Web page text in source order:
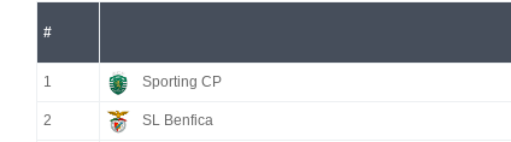
#
1 Sporting CP
2 SL Benfica